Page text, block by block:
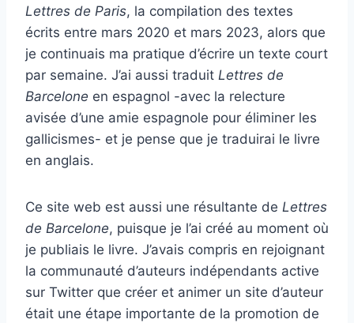
Lettres de Paris, la compilation des textes
écrits entre mars 2020 et mars 2023, alors que
je continuais ma pratique d’écrire un texte court
par semaine. J’ai aussi traduit Lettres de
Barcelone en espagnol -avec la relecture
avisée d’une amie espagnole pour éliminer les
gallicismes- et je pense que je traduirai le livre
en anglais.
Ce site web est aussi une résultante de Lettres
de Barcelone, puisque je l’ai créé au moment où
je publiais le livre. J’avais compris en rejoignant
la communauté d’auteurs indépendants active
sur Twitter que créer et animer un site d’auteur
était une étape importante de la promotion de